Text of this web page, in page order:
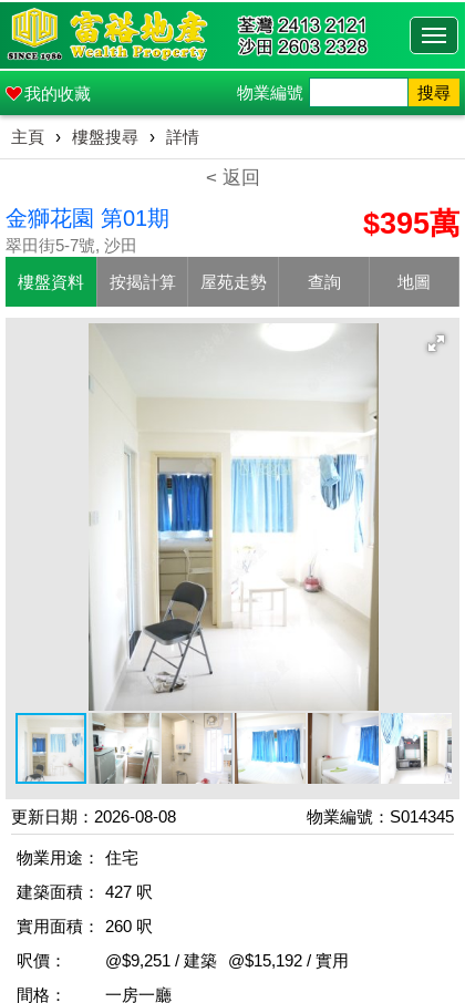
我的收藏 物業編號 搜尋
主頁 › 樓盤搜尋 › 詳情
< 返回
金獅花園 第01期
翠田街5-7號, 沙田
$395萬
樓盤資料 按揭計算 屋苑走勢 查詢 地圖
更新日期：2026-08-08 物業編號：S014345
物業用途：
住宅
建築面積：
427 呎
實用面積：
260 呎
呎價：
@$9,251 / 建築
@$15,192 / 實用
間格：
一房一廳